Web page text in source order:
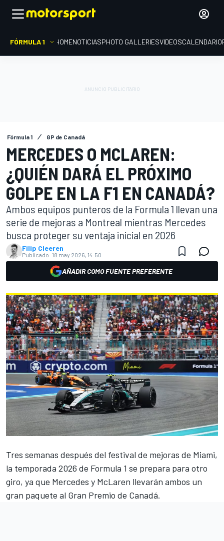
FÓRMULA 1 HOMENOTICIASPHOTO GALLERIESVIDEOSCALENDARIO
Fórmula 1 GP de Canadá
MERCEDES O MCLAREN:
¿QUIÉN DARÁ EL PRÓXIMO
GOLPE EN LA F1 EN CANADÁ?
Ambos equipos punteros de la Formula 1 llevan una
serie de mejoras a Montreal mientras Mercedes
busca proteger su ventaja inicial en 2026
Filip Cleeren
Publicado: 18 may 2026, 14:50
AÑADIR COMO FUENTE PREFERENTE
Tres semanas después del festival de mejoras de Miami,
la temporada 2026 de Formula 1 se prepara para otro
giro, ya que Mercedes y McLaren llevarán ambos un
gran paquete al Gran Premio de Canadá.